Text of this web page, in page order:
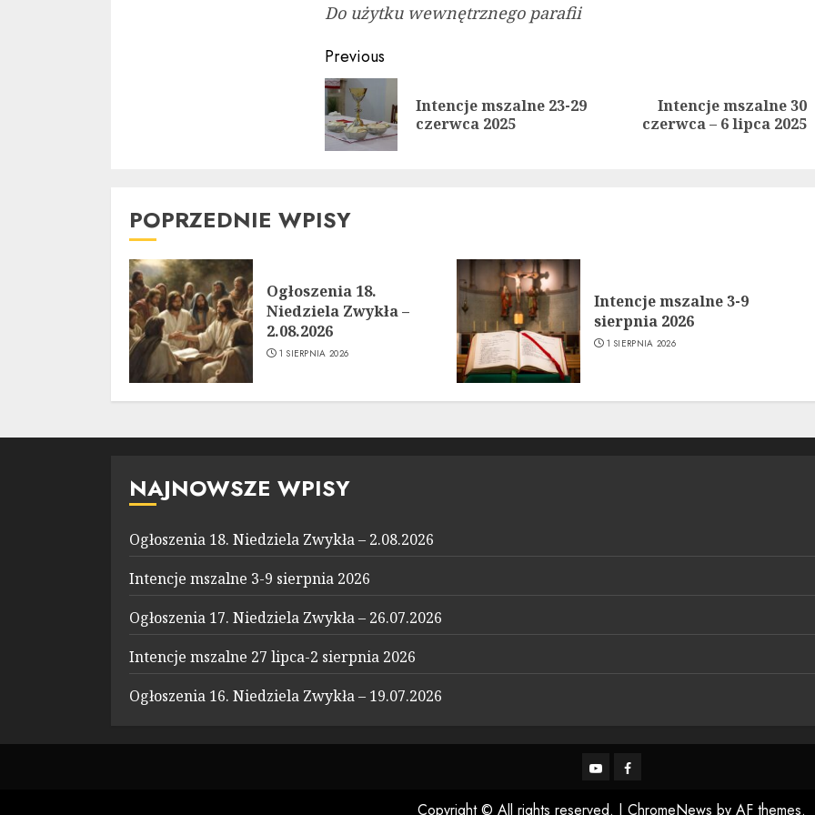
Do użytku wewnętrznego parafii
Continue
Reading
Previous
Previous
post:
Intencje mszalne 23-29
czerwca 2025
post:
Intencje mszalne 30
czerwca – 6 lipca 2025
POPRZEDNIE WPISY
Ogłoszenia 18.
Niedziela Zwykła –
2.08.2026
1 SIERPNIA 2026
Intencje mszalne 3-9
sierpnia 2026
1 SIERPNIA 2026
NAJNOWSZE WPISY
Ogłoszenia 18. Niedziela Zwykła – 2.08.2026
Intencje mszalne 3-9 sierpnia 2026
Ogłoszenia 17. Niedziela Zwykła – 26.07.2026
Intencje mszalne 27 lipca-2 sierpnia 2026
Ogłoszenia 16. Niedziela Zwykła – 19.07.2026
YouTubeFacebook
Copyright © All rights reserved. | ChromeNews by AF themes.